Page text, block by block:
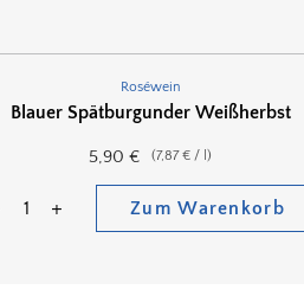
Roséwein
Blauer Spätburgunder Weißherbst
5,90 € (7,87€ / )
Zum Warenkorb